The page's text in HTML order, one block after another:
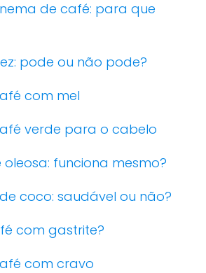
de café: para que
pode ou não pode?
com mel
verde para o cabelo
funciona mesmo?
coco: saudável ou não?
com gastrite?
com cravo